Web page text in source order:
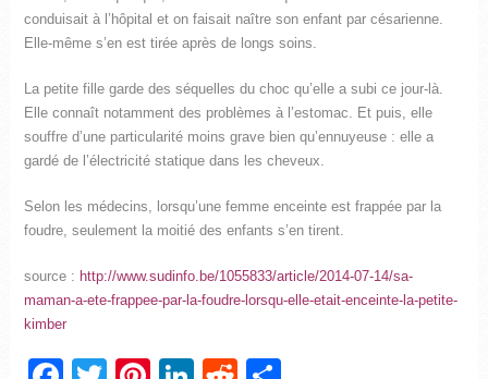
conduisait à l’hôpital et on faisait naître son enfant par césarienne.
Elle-même s’en est tirée après de longs soins.
La petite fille garde des séquelles du choc qu’elle a subi ce jour-là.
Elle connaît notamment des problèmes à l’estomac. Et puis, elle
souffre d’une particularité moins grave bien qu’ennuyeuse : elle a
gardé de l’électricité statique dans les cheveux.
Selon les médecins, lorsqu’une femme enceinte est frappée par la
foudre, seulement la moitié des enfants s’en tirent.
source : http://www.sudinfo.be/1055833/article/2014-07-14/sa-
maman-a-ete-frappee-par-la-foudre-lorsqu-elle-etait-enceinte-la-petite-
kimber